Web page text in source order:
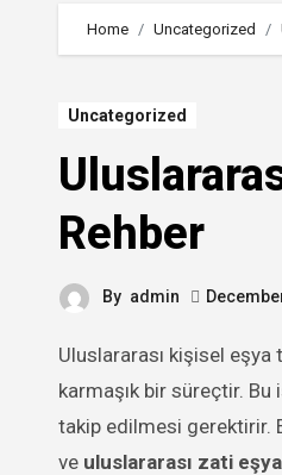
Home Uncategorized
Uncategorized
Rehber
By admin
Uluslararası kişisel eşya taşıma, kişisel eşyalarınızı başka bir ülkeye güvenli ve verimli bir şekilde taşımak için gereken
karmaşık bir süreçtir.
takip edilmesi gerektirir.
ve uluslararası zati